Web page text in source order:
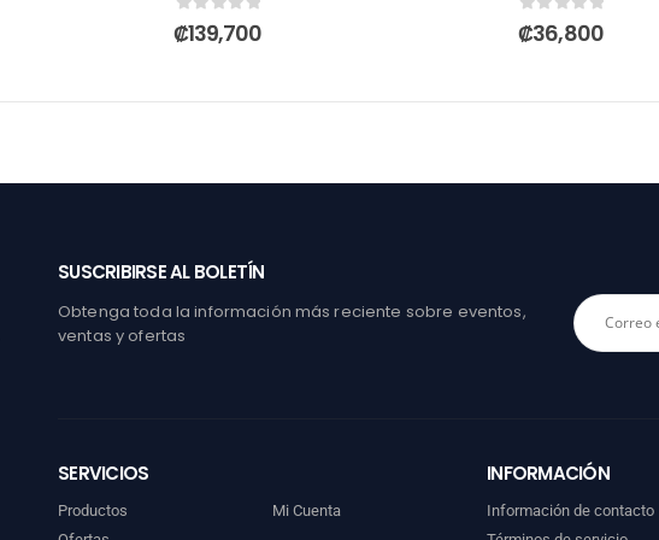
0out of 5
₡139,700 0out of 5
₡36,800
SUSCRIBIRSE AL BOLETÍN
Obtenga toda la información más reciente sobre eventos,
ventas y ofertas
SERVICIOS
Productos
Mi Cuenta
INFORMACIÓN
Información de contacto